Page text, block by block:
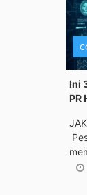
Ini
PR